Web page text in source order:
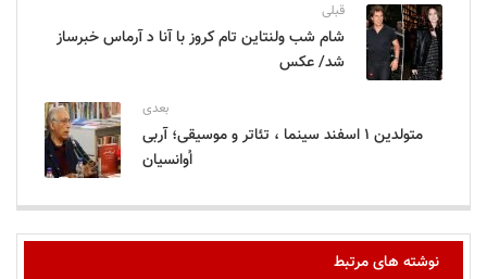
قبلی
شام شب ولنتاین تام کروز با آنا د آرماس خبرساز
شد/ عکس
بعدی
متولدین ۱ اسفند سینما ، تئاتر و موسیقی؛ آربی
اُوانسیان
نوشته های مرتبط